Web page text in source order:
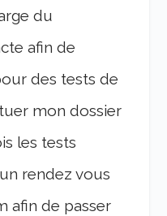
du
afin de
des tests de
mon dossier
les tests
rendez vous
afin de passer